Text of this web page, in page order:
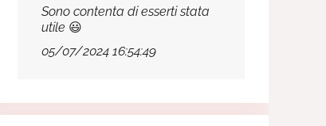
Sono contenta di esserti stata
utile 😃
05/07/2024 16:54:49